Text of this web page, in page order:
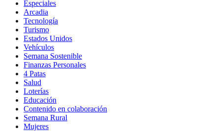
Especiales
Arcadia
Tecnología
Turismo
Estados Unidos
Vehículos
Semana Sostenible
Finanzas Personales
4 Patas
Salud
Loterías
Educación
Contenido en colaboración
Semana Rural
Mujeres